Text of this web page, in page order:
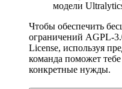
модели
Чтобы обеспечить
ограничений AGPL-
License, используя
команда поможет
конкретные нужды.